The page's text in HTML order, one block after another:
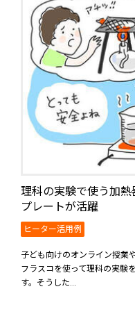
理科の実験で使う加
プレートが活躍
ヒーター活用例
子ども向けのオンライン授業
フラスコを使って理科の実験
す。そうした...